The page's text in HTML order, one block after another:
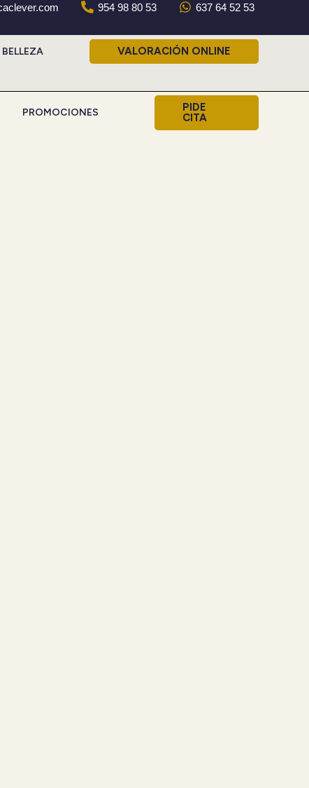
954 98 80 53 637 64 52 53
VALORACIÓN ONLINE
PROMOCIONES
PIDE
CITA